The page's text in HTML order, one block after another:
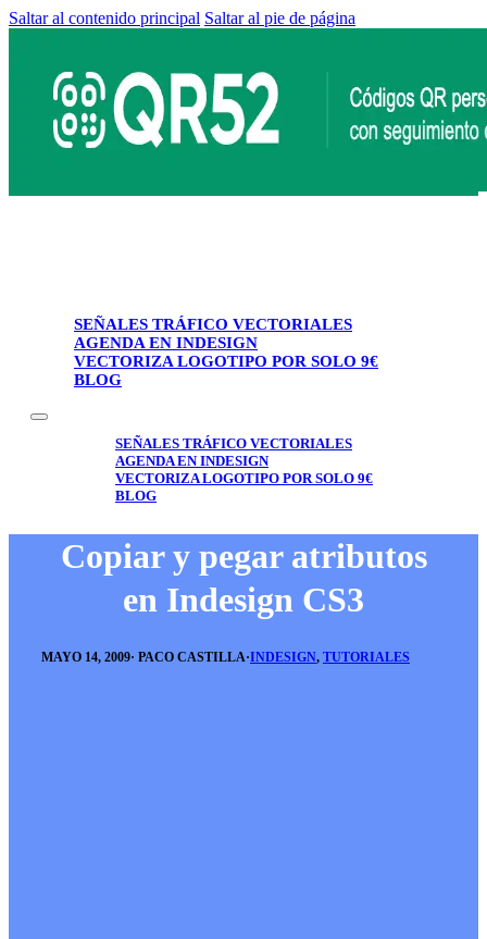
Saltar al contenido principal Saltar al pie de página
SEÑALES TRÁFICO VECTORIALES
AGENDA EN INDESIGN
VECTORIZA LOGOTIPO POR SOLO 9€
BLOG
SEÑALES TRÁFICO VECTORIALES
AGENDA EN INDESIGN
VECTORIZA LOGOTIPO POR SOLO 9€
BLOG
Copiar y pegar atributos
en Indesign CS3
MAYO 14, 2009· PACO CASTILLA·INDESIGN, TUTORIALES